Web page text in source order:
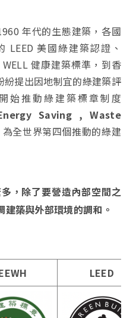
年代的生態建築，各國
LEED 美國綠建築認證、
健康建築標準，到香
提出因地制宜的綠建築評
始推動綠建築標章制度
Saving , Waste
為全世界第四個推動的綠建
，除了要營造內部空間之
築與外部環境的調和。
LEED